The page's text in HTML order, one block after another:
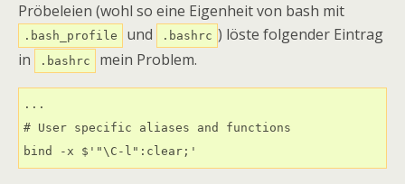
Pröbeleien (wohl so eine Eigenheit von bash mit
.bash_profile und .bashrc ) löste folgender Eintrag
in
.bashrc mein Problem.
...
# User specific aliases and functions
bind -x $'"\C-l":clear;'